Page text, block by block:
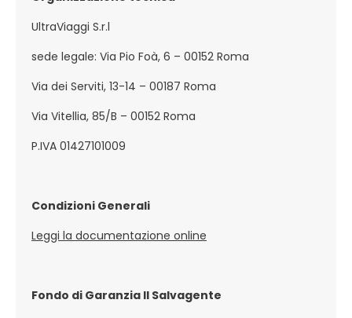
UltraViaggi S.r.l
sede legale: Via Pio Foà, 6 – 00152 Roma
Via dei Serviti, 13-14 – 00187 Roma
Via Vitellia, 85/B – 00152 Roma
P.IVA 01427101009
Condizioni Generali
Leggi la documentazione online
Fondo di Garanzia Il Salvagente